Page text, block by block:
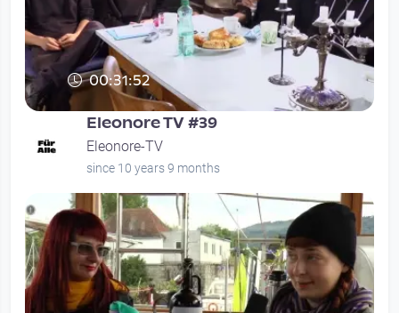
00:31:52
Eleonore TV #39
Eleonore-TV
since 10 years 9 months